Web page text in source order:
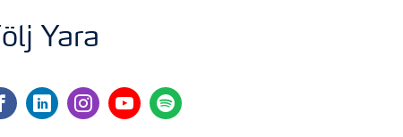
Yara
linkedininstagramyoutubespotify